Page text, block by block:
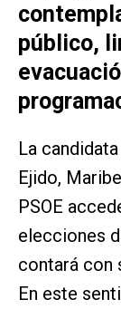
público,
La
Ejido,
PSOE
elecciones
contará con
En este